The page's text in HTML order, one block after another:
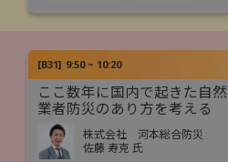
[B31] 9:50 ~ 10:20
ここ数年に国内で起きた自
業者防災のあり方を考える
株式会社 河本総合防災
佐藤 寿克 氏